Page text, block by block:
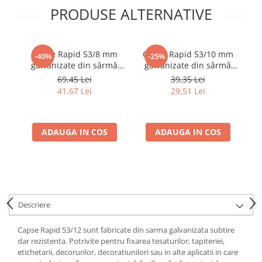
PRODUSE ALTERNATIVE
-40%
Capse Rapid 53/8 mm
galvanizate din sârmă
subțire pentru
decorațiuni, textile și
plase insecte, 5000 bucăți
69,45 Lei
41,67 Lei
ADAUGA IN COS
-25%
Capse Rapid 53/10 mm
galvanizate din sârmă
subțire pentru
decorațiuni, textile și
plase insecte, 5000 bucăți
39,35 Lei
29,51 Lei
ADAUGA IN COS
Descriere
Capse Rapid 53/12 sunt fabricate din sarma galvanizata subtire
dar rezistenta. Potrivite pentru fixarea tesaturilor, tapiteriei,
etichetarii, decorurilor, decoratiunilori sau in alte aplicatii in care